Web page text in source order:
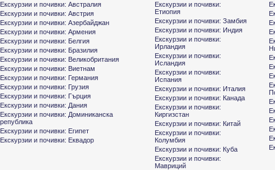
Екскурзии и почивки: Австралия
Екскурзии и почивки: Австрия
Екскурзии и почивки: Азербайджан
Екскурзии и почивки: Армения
Екскурзии и почивки: Белгия
Екскурзии и почивки: Бразилия
Екскурзии и почивки: Великобритания
Екскурзии и почивки: Виетнам
Екскурзии и почивки: Германия
Екскурзии и почивки: Грузия
Екскурзии и почивки: Гърция
Екскурзии и почивки: Дания
Екскурзии и почивки: Доминиканска
република
Екскурзии и почивки: Египет
Екскурзии и почивки: Еквадор
Екскурзии и почивки:
Етиопия
Екскурзии и почивки: Замбия
Екскурзии и почивки: Индия
Екскурзии и почивки:
Ирландия
Екскурзии и почивки:
Исландия
Екскурзии и почивки:
Испания
Екскурзии и почивки: Италия
Екскурзии и почивки: Канада
Екскурзии и почивки:
Киргизстан
Екскурзии и почивки: Китай
Екскурзии и почивки:
Колумбия
Екскурзии и почивки: Куба
Екскурзии и почивки:
Мавриций